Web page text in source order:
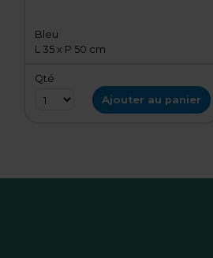
Bleu
L 35 x P 50 cm
Qté
Ajouter au panier